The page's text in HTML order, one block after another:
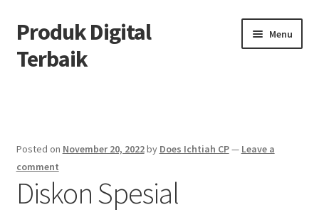
Skip
to
navigation
Skip
to
content
Produk Digital
Terbaik
Menu
DISKON SPESIAL RATAKAN
Download Page
Posted on November 20, 2022by Does Ichtiah CP— Leave a
comment
Diskon Spesial